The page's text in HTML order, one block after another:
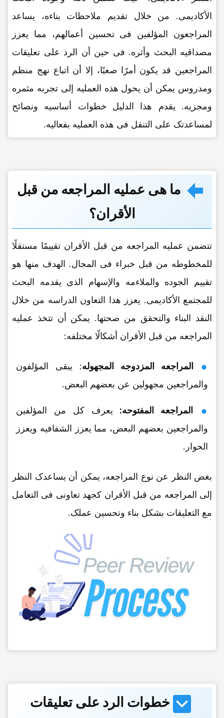
الأکادیمی. من خلال تقدیم ملاحظات بناءه، یساعد
المراجعون المؤلفین فی تحسین أعمالهم، مما یعزز
مصداقیه البحث وأثره. فی حین أن الرد على تعلیقات
المراجعین قد یکون أمرًا صعبًا، إلا أن اتباع نهج منظم
ومدروس یمکن أن یحول هذه العملیه إلى تجربه مثمره
ومجزیه. یقدم هذا الدلیل خطوات أساسیه ونصائح
لمساعدتک على التنقل فی هذه العملیه بفعالیه.
ما هی عملیه المراجعه من قبل
الأقران؟
تتضمن عملیه المراجعه من قبل الأقران تقییمًا مستقلًا
للمخطوطه من قبل خبراء فی المجال. الهدف منها هو
تقییم الجوده والملاءمه والإسهام الذی یقدمه البحث
للمجتمع الأکادیمی. یعزز هذا التعاون الدراسه من خلال
النقد البناء والتحقق من صحتها. یمکن أن تتخذ عملیه
المراجعه من قبل الأقران أشکالًا مختلفه:
المراجعه المزدوجه المجهوله: یبقى المؤلفون
والمراجعین مجهولین عن بعضهم البعض.
المراجعه المفتوحه: یعرف کل من المؤلفین
والمراجعین بعضهم البعض، مما یعزز الشفافیه ویعزز
الحوار.
بغض النظر عن نوع المراجعه، یمکن أن یساعدک النظر
إلى المراجعه من قبل الأقران کجهد تعاونی فی التعامل
مع التعلیقات بشکل بناء وتحسین عملک.
خطوات الرد على تعلیقات